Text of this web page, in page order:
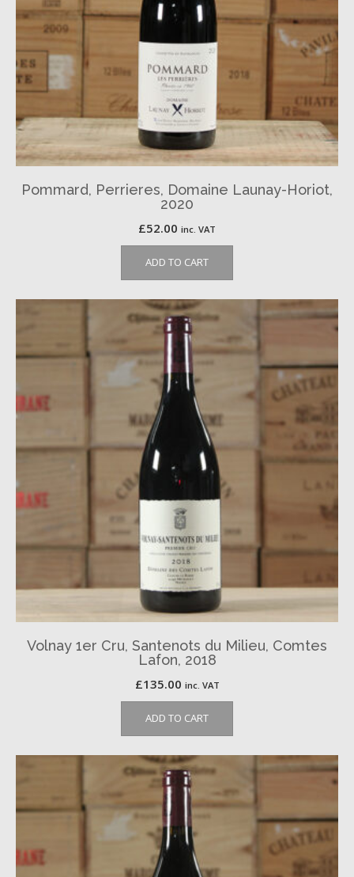
Pommard, Perrieres, Domaine Launay-Horiot,
2020
£52.00 inc. VAT
ADD TO CART
Volnay 1er Cru, Santenots du Milieu, Comtes
Lafon, 2018
£135.00 inc. VAT
ADD TO CART